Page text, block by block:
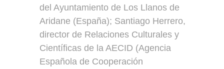
del Ayuntamiento de Los Llanos de
Aridane (España); Santiago Herrero,
director de Relaciones Culturales y
Científicas de la AECID (Agencia
Española de Cooperación